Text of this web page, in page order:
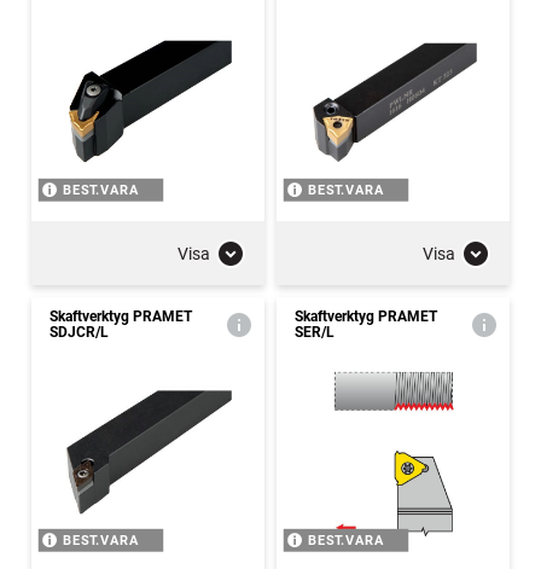
BEST.VARA
Visa
BEST.VARA
Visa
Skaftverktyg PRAMET
SDJCR/L
BEST.VARA
Skaftverktyg PRAMET
SER/L
BEST.VARA